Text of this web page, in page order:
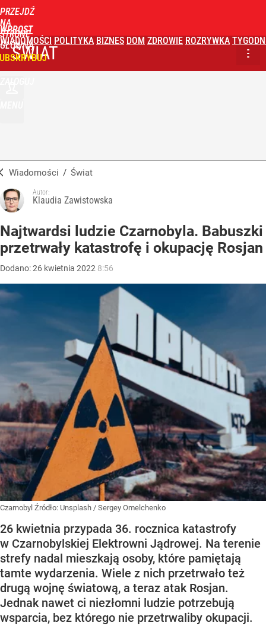
PRZEJDŹ
NA
STRONĘ
GŁÓWNĄ
WPROST
WIADOMOŚCI POLITYKA BIZNES DOM ZDROWIE ROZRYWKA
ŚWIAT
Wiadomości / Świat
Autor:
Klaudia Zawistowska
Najtwardsi ludzie Czarnobyla. Babuszki
przetrwały katastrofę i okupację Rosjan
Dodano:26 kwietnia 2022 8:56
Czarnobyl Źródło: Unsplash / Sergey Omelchenko
26 kwietnia przypada 36. rocznica katastrofy
w Czarnobylskiej Elektrowni Jądrowej. Na terenie
strefy nadal mieszkają osoby, które pamiętają
tamte wydarzenia. Wiele z nich przetrwało też
drugą wojnę światową, a teraz atak Rosjan.
Jednak nawet ci niezłomni ludzie potrzebują
wsparcia, bez którego nie przetrwaliby okupacji.